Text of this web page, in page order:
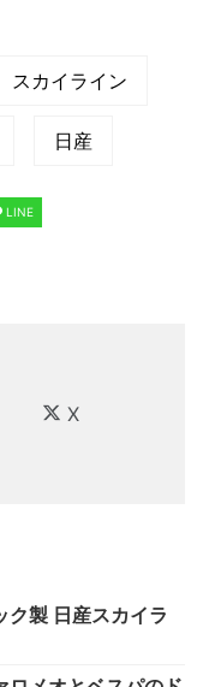
スカイライン
日産
LINE
X
ク製 日産スカイラ